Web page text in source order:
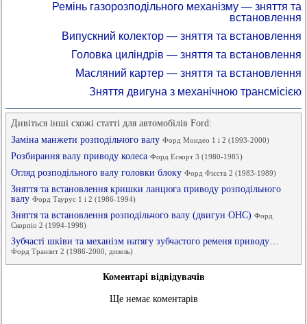
Ремінь газорозподільного механізму — зняття та
встановлення
Випускний колектор — зняття та встановлення
Головка циліндрів — зняття та встановлення
Масляний картер — зняття та встановлення
Зняття двигуна з механічною трансмісією
Дивіться інші схожі статті для автомобілів Ford:
Заміна манжети розподільчого валу Форд Мондео 1 і 2 (1993-2000)
Розбирання валу приводу колеса Форд Ескорт 3 (1980-1985)
Огляд розподільного валу головки блоку Форд Фієста 2 (1983-1989)
Зняття та встановлення кришки ланцюга приводу розподільного
валу Форд Таурус 1 і 2 (1986-1994)
Зняття та встановлення розподільчого валу (двигун OHC) Форд
Скорпіо 2 (1994-1998)
Зубчасті шківи та механізм натягу зубчастого ременя приводу…
Форд Транзит 2 (1986-2000, дизель)
Коментарі відвідувачів
Ще немає коментарів